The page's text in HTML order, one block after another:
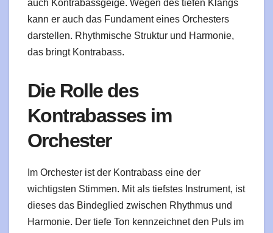
auch Kontrabassgeige. Wegen des tiefen Klangs
kann er auch das Fundament eines Orchesters
darstellen. Rhythmische Struktur und Harmonie,
das bringt Kontrabass.
Die Rolle des
Kontrabasses im
Orchester
Im Orchester ist der Kontrabass eine der
wichtigsten Stimmen. Mit als tiefstes Instrument, ist
dieses das Bindeglied zwischen Rhythmus und
Harmonie. Der tiefe Ton kennzeichnet den Puls im